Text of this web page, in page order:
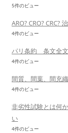
5件のビュー
ARO? CRO? CRC?
4件のビュー
パリ条約 条文全文
4件のビュー
間質、間葉、間充
4件のビュー
非劣性試験とは何
い
4件のビュー